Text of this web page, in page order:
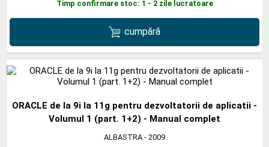
Timp confirmare stoc: 1 - 2 zile lucratoare
cumpără
ORACLE de la 9i la 11g pentru dezvoltatorii de aplicatii -
Volumul 1 (part. 1+2) - Manual complet
ALBASTRA - 2009